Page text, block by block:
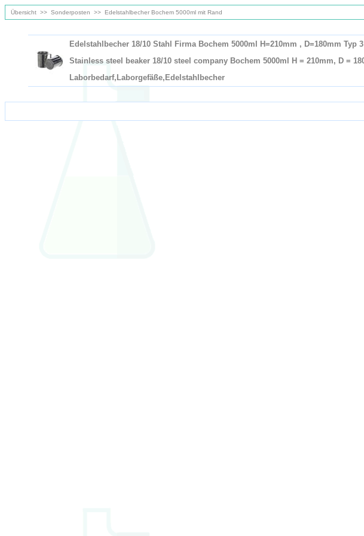
Übersicht >> Sonderposten >> Edelstahlbecher Bochem 5000ml mit Rand
Edelstahlbecher 18/10 Stahl Firma Bochem 5000ml H=210mm , D=180mm
Stainless steel beaker 18/10 steel company Bochem 5000ml H = 210mm, D
Laborbedarf,Laborgefäße,Edelstahlbecher